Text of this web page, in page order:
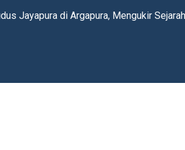
Jayapura di Argapura, Mengukir